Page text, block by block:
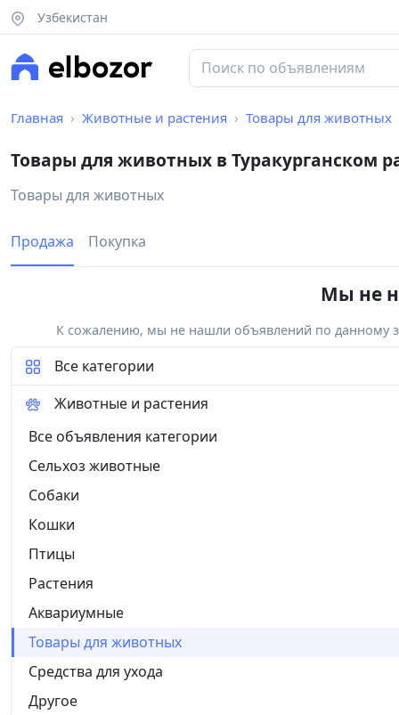
Узбекистан
Главная Животные и растения Товары для животных
Товары для животных в Туракурганском
Товары для животных
Продажа Покупка
Мы не
К сожалению, мы не нашли объявлений по данному
Все категории
Животные и растения
Все объявления категории
Сельхоз животные
Собаки
Кошки
Птицы
Растения
Аквариумные
Товары для животных
Средства для ухода
Другое